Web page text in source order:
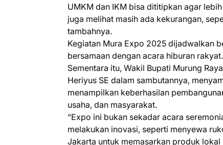
UMKM dan IKM bisa dititipkan agar
juga melihat masih ada kekurangan,
tambahnya.
Kegiatan Mura Expo 2025 dijadwalkan
bersamaan dengan acara hiburan rakyat.
Sementara itu, Wakil Bupati Murung
Heriyus SE dalam sambutannya,
menampilkan keberhasilan
usaha, dan masyarakat.
“Expo ini bukan sekadar acara
melakukan inovasi, seperti menyewa
Jakarta untuk memasarkan produk lokal